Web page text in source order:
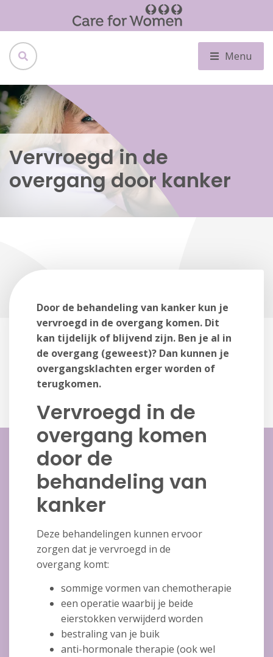
Menu
Vervroegd in de
overgang door kanker
Door de behandeling van kanker kun je
vervroegd in de overgang komen. Dit
kan tijdelijk of blijvend zijn. Ben je al in
de overgang (geweest)? Dan kunnen je
overgangsklachten erger worden of
terugkomen.
Vervroegd in de
overgang komen
door de
behandeling van
kanker
Deze behandelingen kunnen ervoor
zorgen dat je vervroegd in de
overgang komt:
sommige vormen van chemotherapie
een operatie waarbij je beide
eierstokken verwijderd worden
bestraling van je buik
anti-hormonale therapie (ook wel